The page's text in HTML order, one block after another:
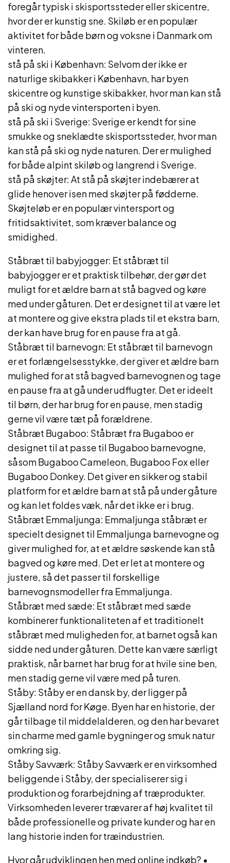
foregår typisk i skisportssteder eller skicentre,
hvor der er kunstig sne. Skiløb er en populær
aktivitet for både børn og voksne i Danmark om
vinteren.
stå på ski i København: Selvom der ikke er
naturlige skibakker i København, har byen
skicentre og kunstige skibakker, hvor man kan stå
på ski og nyde vintersporten i byen.
stå på ski i Sverige: Sverige er kendt for sine
smukke og sneklædte skisportssteder, hvor man
kan stå på ski og nyde naturen. Der er mulighed
for både alpint skiløb og langrend i Sverige.
stå på skøjter: At stå på skøjter indebærer at
glide henover isen med skøjter på fødderne.
Skøjteløb er en populær vintersport og
fritidsaktivitet, som kræver balance og
smidighed.
Ståbræt til babyjogger: Et ståbræt til
babyjogger er et praktisk tilbehør, der gør det
muligt for et ældre barn at stå bagved og køre
med under gåturen. Det er designet til at være let
at montere og give ekstra plads til et ekstra barn,
der kan have brug for en pause fra at gå.
Ståbræt til barnevogn: Et ståbræt til barnevogn
er et forlængelsesstykke, der giver et ældre barn
mulighed for at stå bagved barnevognen og tage
en pause fra at gå under udflugter. Det er ideelt
til børn, der har brug for en pause, men stadig
gerne vil være tæt på forældrene.
Ståbræt Bugaboo: Ståbræt fra Bugaboo er
designet til at passe til Bugaboo barnevogne,
såsom Bugaboo Cameleon, Bugaboo Fox eller
Bugaboo Donkey. Det giver en sikker og stabil
platform for et ældre barn at stå på under gåture
og kan let foldes væk, når det ikke er i brug.
Ståbræt Emmaljunga: Emmaljunga ståbræt er
specielt designet til Emmaljunga barnevogne og
giver mulighed for, at et ældre søskende kan stå
bagved og køre med. Det er let at montere og
justere, så det passer til forskellige
barnevognsmodeller fra Emmaljunga.
Ståbræt med sæde: Et ståbræt med sæde
kombinerer funktionaliteten af et traditionelt
ståbræt med muligheden for, at barnet også kan
sidde ned under gåturen. Dette kan være særligt
praktisk, når barnet har brug for at hvile sine ben,
men stadig gerne vil være med på turen.
Ståby: Ståby er en dansk by, der ligger på
Sjælland nord for Køge. Byen har en historie, der
går tilbage til middelalderen, og den har bevaret
sin charme med gamle bygninger og smuk natur
omkring sig.
Ståby Savværk: Ståby Savværk er en virksomhed
beliggende i Ståby, der specialiserer sig i
produktion og forarbejdning af træprodukter.
Virksomheden leverer trævarer af høj kvalitet til
både professionelle og private kunder og har en
lang historie inden for træindustrien.
Hvor går udviklingen hen med online indkøb? •